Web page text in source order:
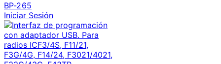
BP-265
Iniciar Sesión